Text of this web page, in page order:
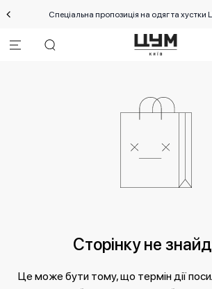
Спеціальна пропозиція на одяг та
Сторінку не
Це може бути тому, що термін дії